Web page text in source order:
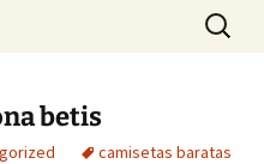
Buscar:
betis
camisetas baratas